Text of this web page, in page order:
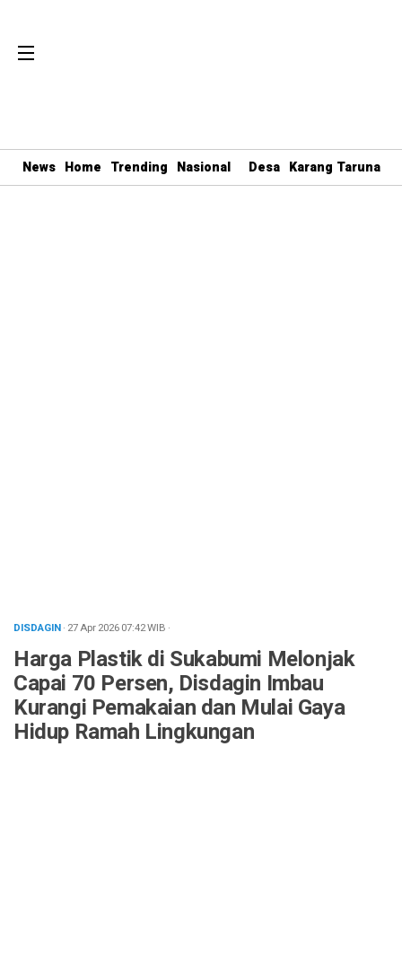
News Home Trending Nasional Desa Karang Taruna
DISDAGIN· 27 Apr 202607:42WIB ·
Harga Plastik di Sukabumi Melonjak
Capai 70 Persen, Disdagin Imbau
Kurangi Pemakaian dan Mulai Gaya
Hidup Ramah Lingkungan